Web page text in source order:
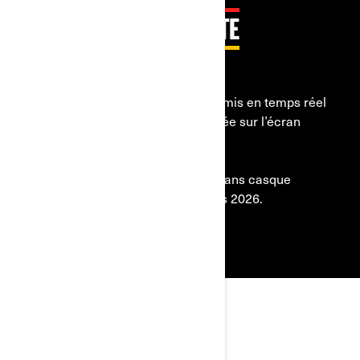
NAVIGATION SUR ROUTE
Créez vos itinéraires, suivez vos amis en temps réel
et profitez d’une navigation avancée sur l’écran
Compatible avec Android et iOS, sans casque
d’écoute. Lancement au printemps 2026.